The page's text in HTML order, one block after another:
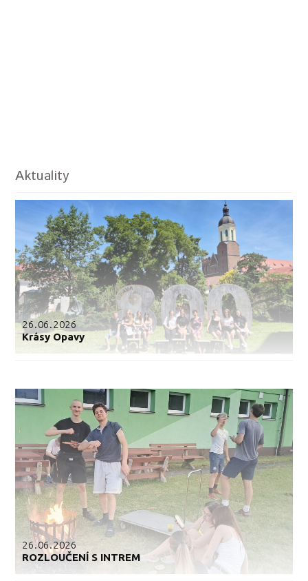
Aktuality
26.06.2026
Krásy Opavy
26.06.2026
ROZLOUČENÍ S INTREM